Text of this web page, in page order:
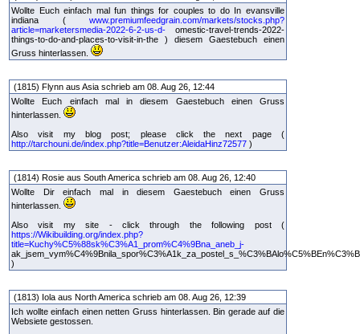
Wollte Euch einfach mal fun things for couples to do In evansville
indiana ( www.premiumfeedgrain.com/markets/stocks.php?
article=marketersmedia-2022-6-2-us-d- omestic-travel-trends-2022-
things-to-do-and-places-to-visit-in-the ) diesem Gaestebuch einen
Gruss hinterlassen.
(1815) Flynn aus Asia schrieb am 08. Aug 26, 12:44
Wollte Euch einfach mal in diesem Gaestebuch einen Gruss
hinterlassen.
Also visit my blog post; please click the next page (
http://tarchouni.de/index.php?title=Benutzer:AleidaHinz72577 )
(1814) Rosie aus South America schrieb am 08. Aug 26, 12:40
Wollte Dir einfach mal in diesem Gaestebuch einen Gruss
hinterlassen.
Also visit my site - click through the following post (
https://Wikibuilding.org/index.php?
title=Kuchy%C5%88sk%C3%A1_prom%C4%9Bna_aneb_j-
)
(1813) Iola aus North America schrieb am 08. Aug 26, 12:39
Ich wollte einfach einen netten Gruss hinterlassen. Bin gerade auf die
Websiete gestossen.